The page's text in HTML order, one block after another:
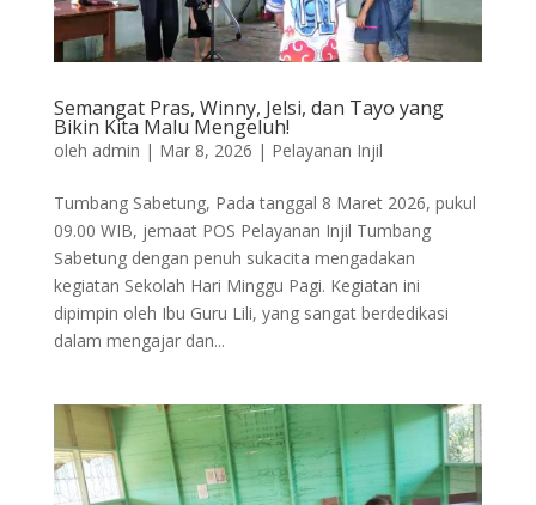
Semangat Pras, Winny, Jelsi, dan Tayo yang
Bikin Kita Malu Mengeluh!
oleh admin | Mar 8, 2026 | Pelayanan Injil
Tumbang Sabetung, Pada tanggal 8 Maret 2026, pukul
09.00 WIB, jemaat POS Pelayanan Injil Tumbang
Sabetung dengan penuh sukacita mengadakan
kegiatan Sekolah Hari Minggu Pagi. Kegiatan ini
dipimpin oleh Ibu Guru Lili, yang sangat berdedikasi
dalam mengajar dan...